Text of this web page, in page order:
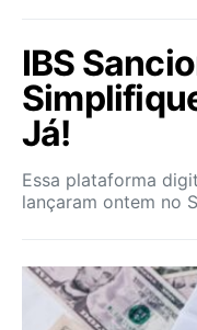
IBS
Já!
Essa plataforma
lançaram ontem no